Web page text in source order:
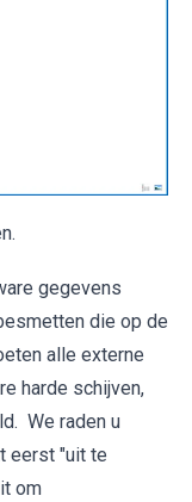
gegevens
die op de
alle externe
harde schijven,
We raden u
eerst "uit te
om